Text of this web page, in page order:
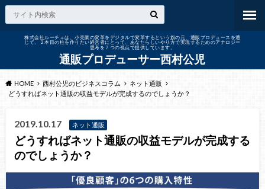
株式会社ルーチェは、小売業の変革をデジタルで変革するという旗の元、通販プロデュースを通
じて、２本目の柱を作りたい経営者にとって、あなたらしいやり方で実現するためのアナロジー
思考を７つの視点で提供しています。
通販プロデューサー西村公児
HOME 西村公児のビジネスコラム
ネット通販
どうすればネット通販の収益モデルが完成するのでしょうか？
2019.10.17 ネット通販
どうすればネット通販の収益モデルが完成する
のでしょうか？